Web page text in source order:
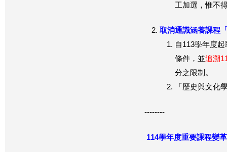
工加選，惟不
取消通識涵養課程
自113學年度
條件，並追溯
分之限制。
「歷史與文化
--------
114學年度重要課程變